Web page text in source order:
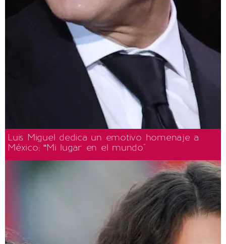
Luis Miguel dedica un emotivo homenaje a
México: “Mi lugar en el mundo"